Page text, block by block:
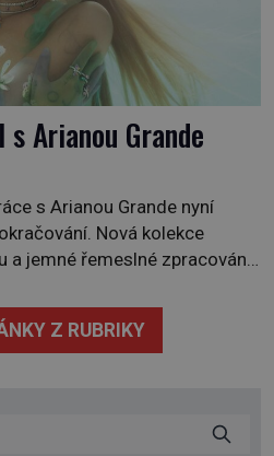
Arianou Grande
s Arianou Grande nyní
Nová kolekce
a jemné řemeslné zpracování
a zároveň rafinovaně.
Swarovski a zpěvačkou a
Z RUBRIKY